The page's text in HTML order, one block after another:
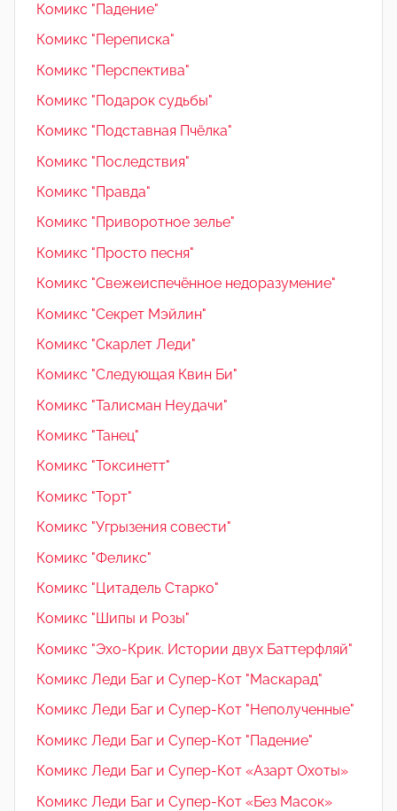
Комикс "Падение"
Комикс "Переписка"
Комикс "Перспектива"
Комикс "Подарок судьбы"
Комикс "Подставная Пчёлка"
Комикс "Последствия"
Комикс "Правда"
Комикс "Приворотное зелье"
Комикс "Просто песня"
Комикс "Свежеиспечённое недоразумение"
Комикс "Секрет Мэйлин"
Комикс "Скарлет Леди"
Комикс "Следующая Квин Би"
Комикс "Талисман Неудачи"
Комикс "Танец"
Комикс "Токсинетт"
Комикс "Торт"
Комикс "Угрызения совести"
Комикс "Феликс"
Комикс "Цитадель Старко"
Комикс "Шипы и Розы"
Комикс "Эхо-Крик. Истории двух Баттерфляй"
Комикс Леди Баг и Супер-Кот "Маскарад"
Комикс Леди Баг и Супер-Кот "Неполученные"
Комикс Леди Баг и Супер-Кот "Падение"
Комикс Леди Баг и Супер-Кот «Азарт Охоты»
Комикс Леди Баг и Супер-Кот «Без Масок»